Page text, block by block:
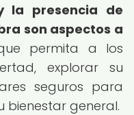
la presencia de
son aspectos a
permita a los
explorar su
seguros para
bienestar general.